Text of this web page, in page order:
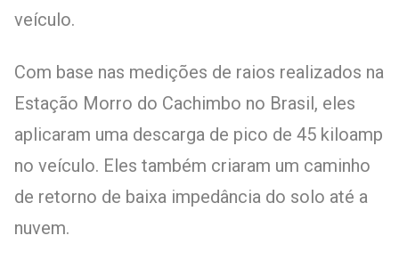
veículo.
Com base nas medições de raios realizados na
Estação Morro do Cachimbo no Brasil, eles
aplicaram uma descarga de pico de 45 kiloamp
no veículo. Eles também criaram um caminho
de retorno de baixa impedância do solo até a
nuvem.